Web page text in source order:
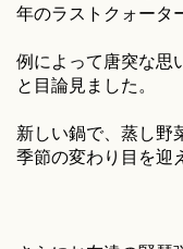
年のラストクォータ
例によって唐突な思
と目論見ました。
新しい鍋で、蒸し野
季節の変わり目を迎